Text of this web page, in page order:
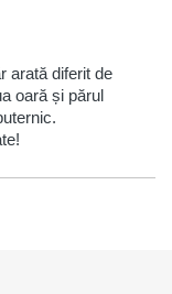
arată diferit de
oară și părul